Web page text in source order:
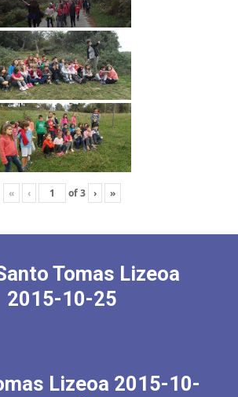
« ‹ of3 › »
Tomas Lizeoa
2015-10-25
Lizeoa 2015-10-